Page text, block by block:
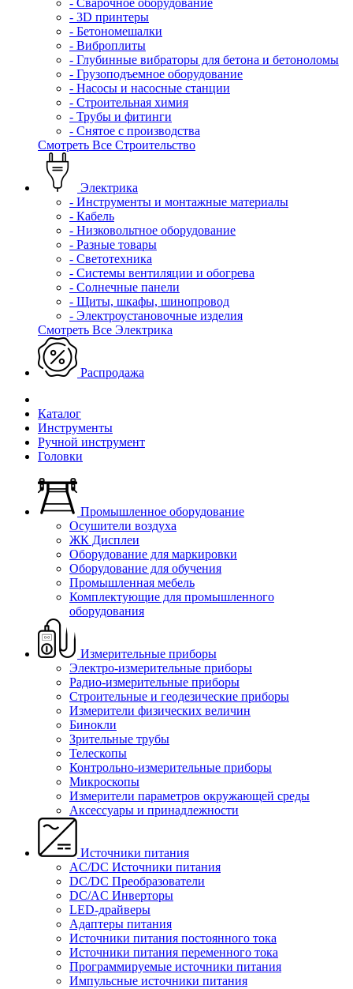
- Сварочное оборудование
- 3D принтеры
- Бетономешалки
- Виброплиты
- Глубинные вибраторы для бетона и бетоноломы
- Грузоподъемное оборудование
- Насосы и насосные станции
- Строительная химия
- Трубы и фитинги
- Снятое с производства
Смотреть Все Строительство
Электрика
- Инструменты и монтажные материалы
- Кабель
- Низковольтное оборудование
- Разные товары
- Светотехника
- Системы вентиляции и обогрева
- Солнечные панели
- Щиты, шкафы, шинопровод
- Электроустановочные изделия
Смотреть Все Электрика
Распродажа
Каталог
Инструменты
Ручной инструмент
Головки
Промышленное оборудование
Осушители воздуха
ЖК Дисплеи
Оборудование для маркировки
Оборудование для обучения
Промышленная мебель
Комплектующие для промышленного
оборудования
Измерительные приборы
Электро-измерительные приборы
Радио-измерительные приборы
Строительные и геодезические приборы
Измерители физических величин
Бинокли
Зрительные трубы
Телескопы
Контрольно-измерительные приборы
Микроскопы
Измерители параметров окружающей среды
Аксессуары и принадлежности
Источники питания
AC/DC Источники питания
DC/DC Преобразователи
DC/AC Инверторы
LED-драйверы
Адаптеры питания
Источники питания постоянного тока
Источники питания переменного тока
Программируемые источники питания
Импульсные источники питания